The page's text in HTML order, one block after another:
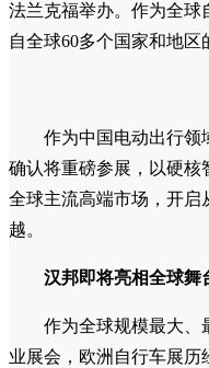
法兰克福举办。作为全球
自全球60多个国家和地区
作为中国电动出行领
确认将重磅参展，以硬核
全球主流高端市场，开启
越。
汉邦即将亮相全球舞
作为全球规模最大、
业展会，欧洲自行车展历